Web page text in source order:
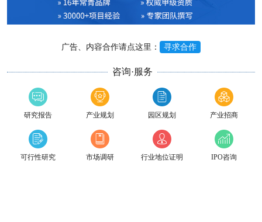
广告、内容合作请点这里： 寻求合作
咨询·服务
研究报告 产业规划 园区规划 产业招商
可行性研究 市场调研 行业地位证明 IPO咨询